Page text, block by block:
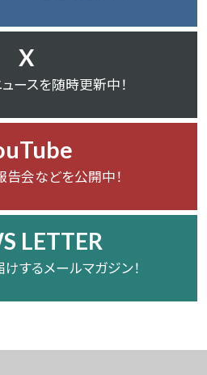
X
ースを随時更新中！
告会などを公開中！
LETTER
するメールマガジン！